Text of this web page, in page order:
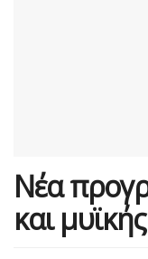
Νέα
και